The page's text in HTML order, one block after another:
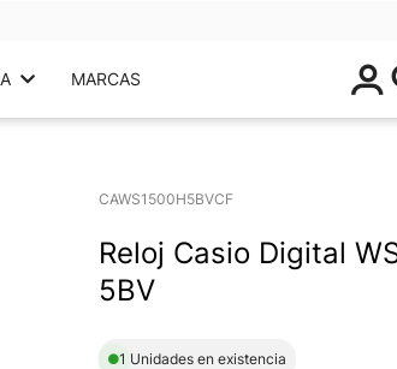
MARCAS
CAWS1500H5BVCF
Reloj Casio Digital
5BV
1 Unidades en existencia